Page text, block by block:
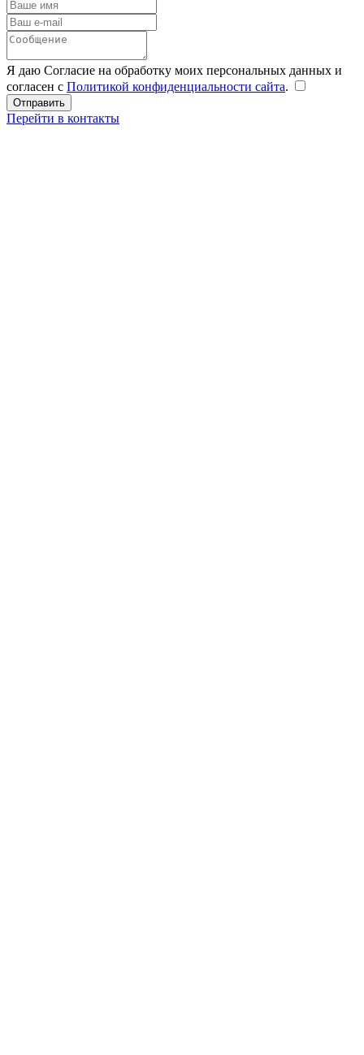
Я даю Согласие на обработку моих персональных данных и
согласен с Политикой конфиденциальности сайта.
Перейти в контакты